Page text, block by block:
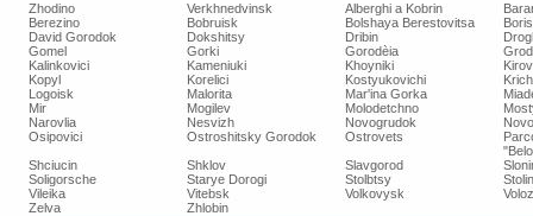
Zhodino Verkhnedvinsk Alberghi a Kobrin
Berezino
Bobruisk Bolshaya Berestovitsa
David Gorodok
Dokshitsy Dribin
Gomel
Gorki Gorodèia
Kalinkovici
Kameniuki Khoyniki
Kopyl
Korelici Kostyukovichi
Logoisk
Malorita Mar'ina Gorka
Mir
Mogilev Molodetchno
Narovlia
Nesvizh Novogrudok
Osipovici
Ostroshitsky Gorodok Ostrovets
Shciucin
Shklov Slavgorod
Soligorsche
Starye Dorogi Stolbtsy
Stolin
Vileika
Vitebsk Volkovysk
Zelva
Zhlobin